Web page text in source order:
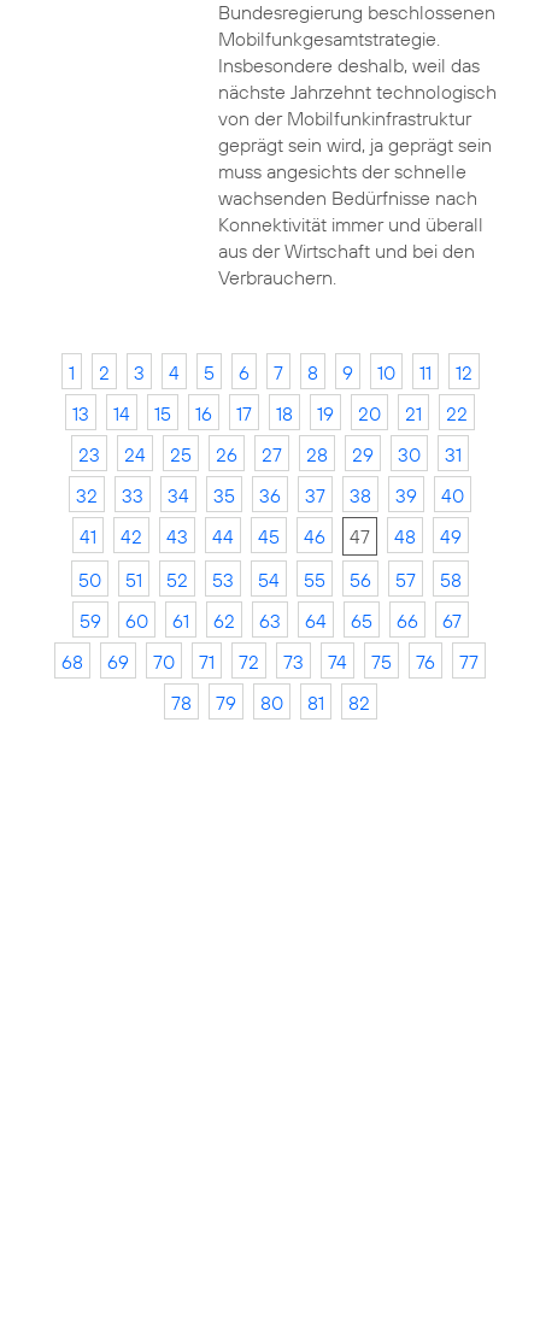
Bundesregierung beschlossenen
Mobilfunkgesamtstrategie.
Insbesondere deshalb, weil das
nächste Jahrzehnt technologisch
von der Mobilfunkinfrastruktur
geprägt sein wird, ja geprägt sein
muss angesichts der schnelle
wachsenden Bedürfnisse nach
Konnektivität immer und überall
aus der Wirtschaft und bei den
Verbrauchern.
1 2 3 4 5 6 7 8 9 10 11
12
13
14 15 16 17 18 19 20 21
22
23
24 25 26 27 28 29 30
31
32
33 34 35 36 37 38 39
40
41
42 43 44 45 46 47 48
49
50
51 52 53 54 55 56 57
58
59
60 61 62 63 64 65 66
67
68
69 70 71 72 73 74 75 76
77
78
79 80 81 82